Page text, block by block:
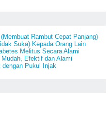
Rambut Cepat Panjang)
Suka) Kepada Orang Lain
Melitus Secara Alami
Efektif dan Alami
dengan Pukul Injak